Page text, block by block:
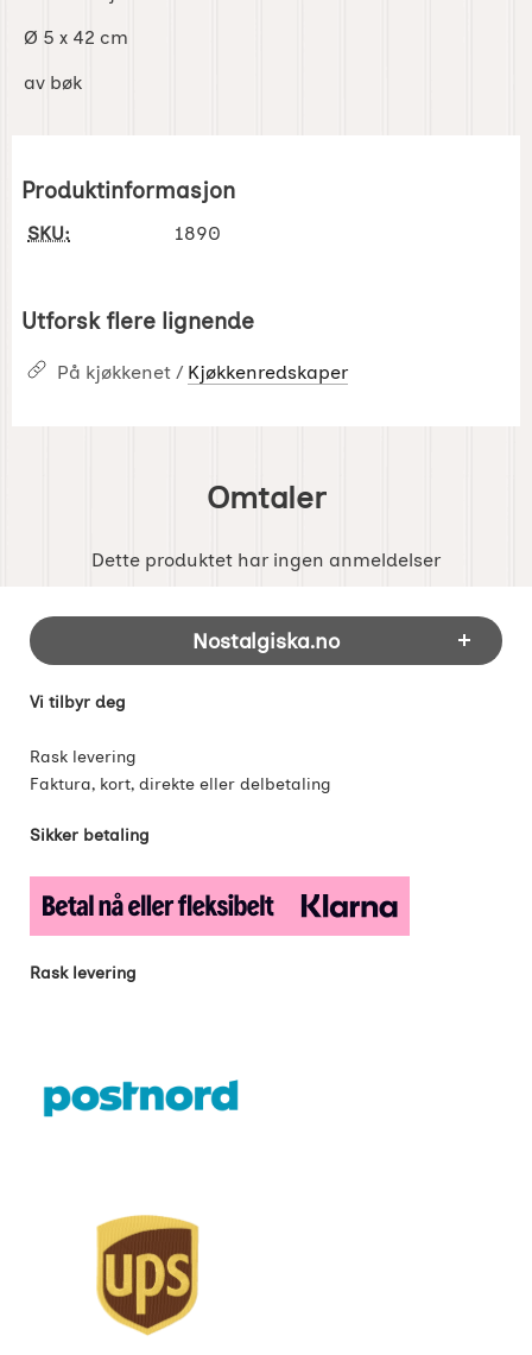
Ø 5 x 42 cm
av bøk
Produktinformasjon
SKU: 1890
Utforsk flere lignende
På kjøkkenet / Kjøkkenredskaper
Omtaler
Dette produktet har ingen anmeldelser
Footer-innhold Blandet informasjon og
Nostalgiska.no
Vi tilbyr deg
Rask levering
Faktura, kort, direkte eller delbetaling
Sikker betaling
Rask levering